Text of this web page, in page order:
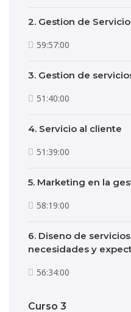
2. Gestion de
59:57:00
3. Gestion de
51:40:00
4. Servicio al cliente
51:39:00
5. Marketing en la
58:19:00
6. Diseno de
necesidades y
56:34:00
Curso 3